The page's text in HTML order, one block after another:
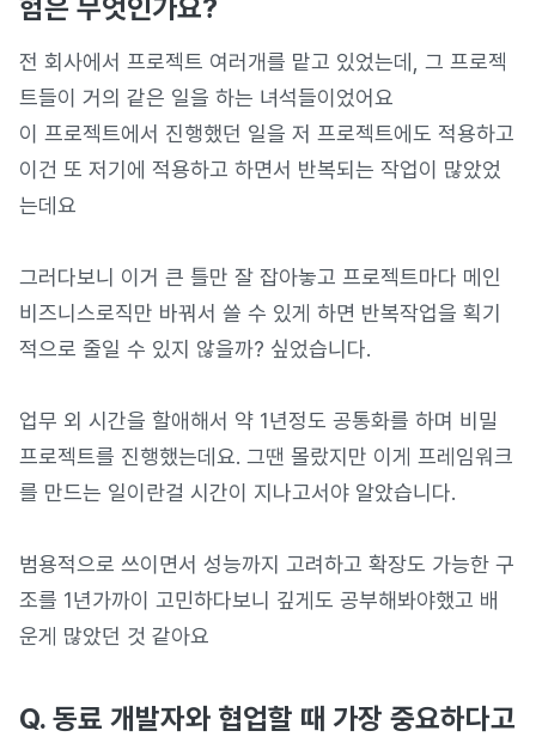
험은 무엇인가요?
전 회사에서 프로젝트 여러개를 맡고 있었는데, 그 프로젝
트들이 거의 같은 일을 하는 녀석들이었어요
이 프로젝트에서 진행했던 일을 저 프로젝트에도 적용하고
이건 또 저기에 적용하고 하면서 반복되는 작업이 많았었
는데요
그러다보니 이거 큰 틀만 잘 잡아놓고 프로젝트마다 메인
비즈니스로직만 바꿔서 쓸 수 있게 하면 반복작업을 획기
적으로 줄일 수 있지 않을까? 싶었습니다.
업무 외 시간을 할애해서 약 1년정도 공통화를 하며 비밀
프로젝트를 진행했는데요. 그땐 몰랐지만 이게 프레임워크
를 만드는 일이란걸 시간이 지나고서야 알았습니다.
범용적으로 쓰이면서 성능까지 고려하고 확장도 가능한 구
조를 1년가까이 고민하다보니 깊게도 공부해봐야했고 배
운게 많았던 것 같아요
Q. 동료 개발자와 협업할 때 가장 중요하다고